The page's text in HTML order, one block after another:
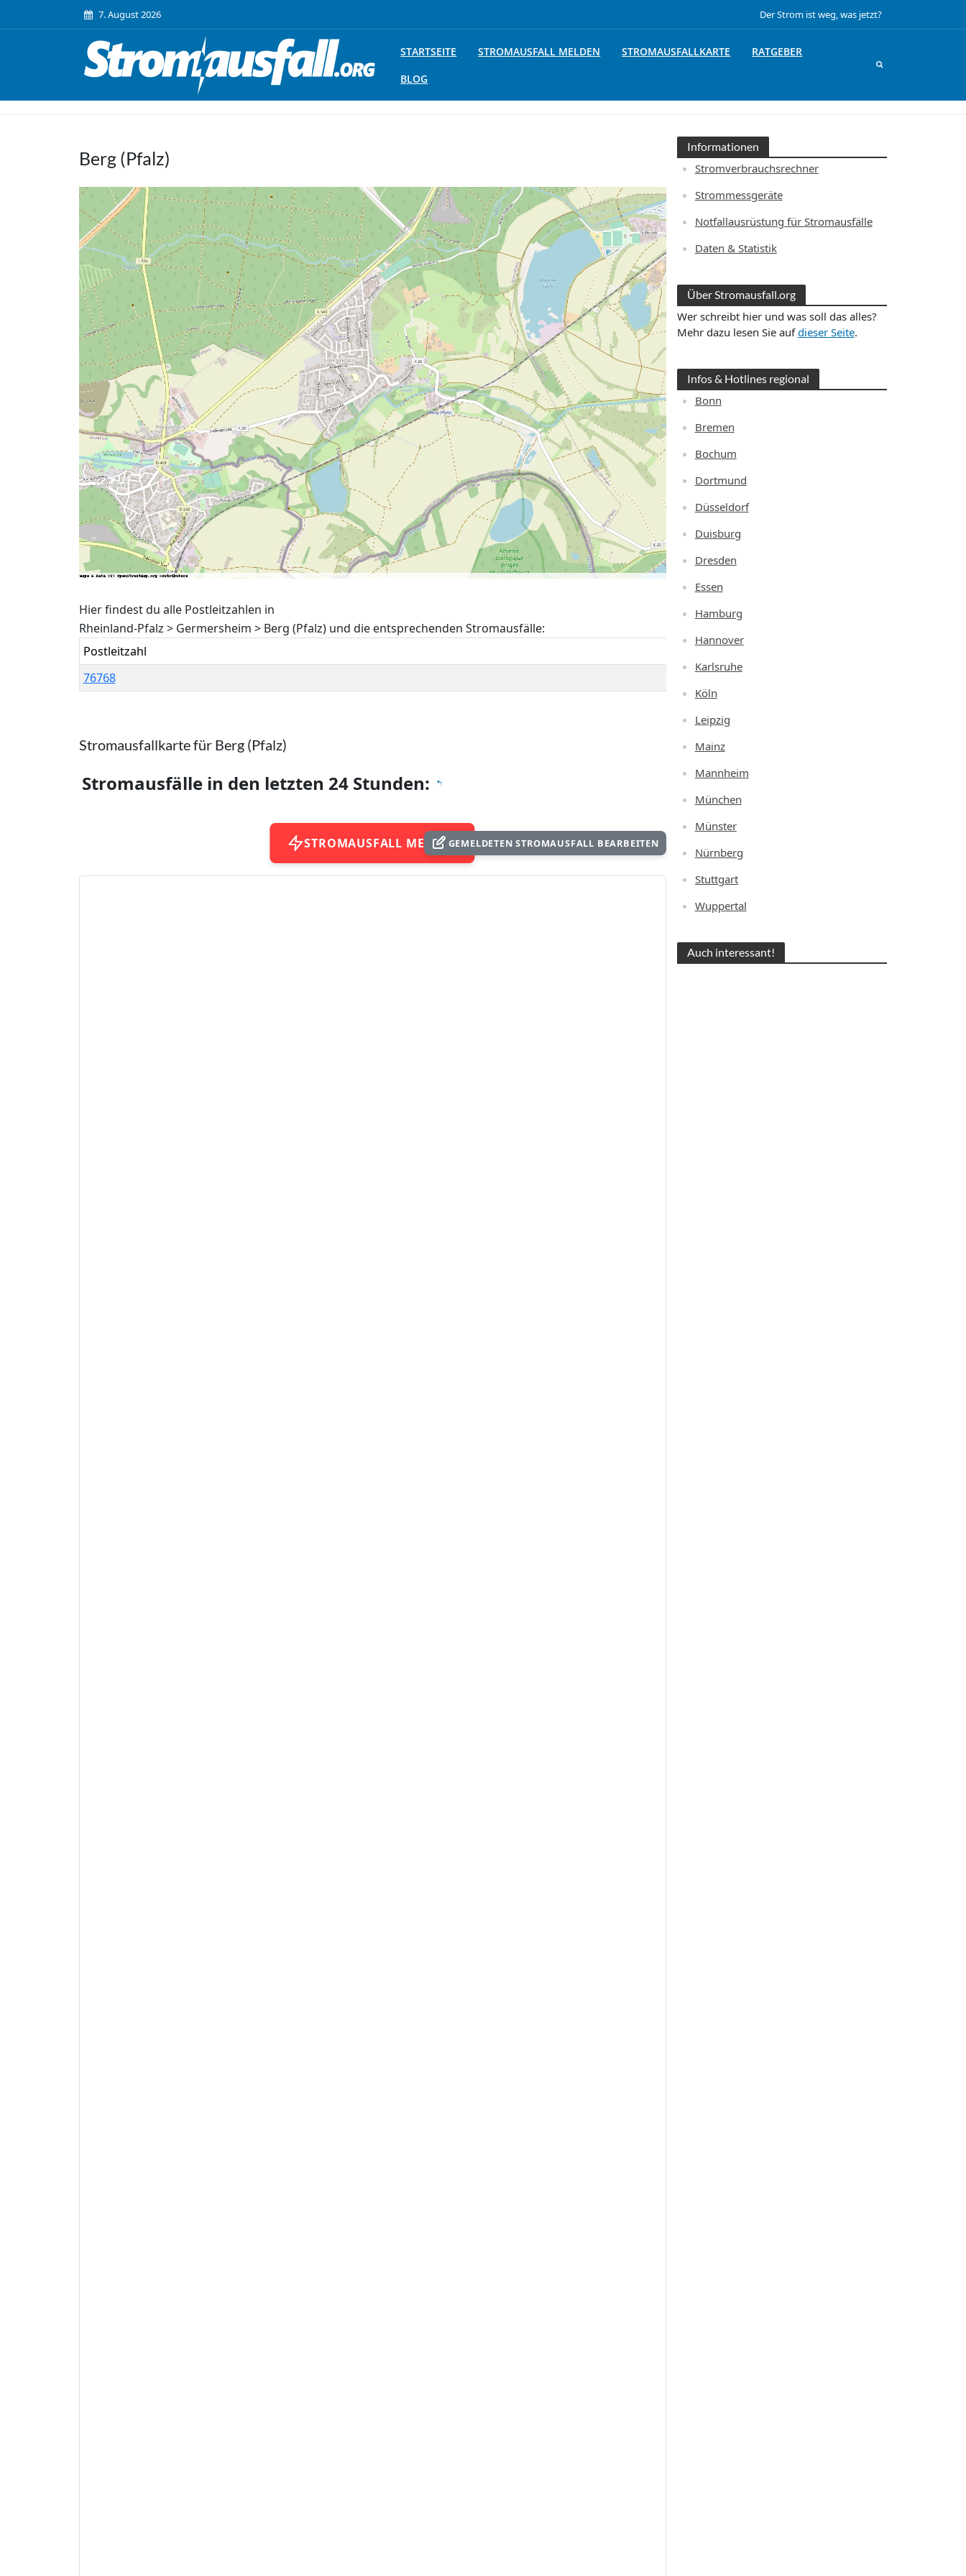
7. August 2026 Der Strom ist weg, was jetzt?
STARTSEITE STROMAUSFALL MELDEN STROMAUSFALLKARTE
RATGEBER
BLOG
Berg (Pfalz)
Hier findest du alle Postleitzahlen in
Rheinland-Pfalz > Germersheim > Berg (Pfalz) und die entsprechenden Stromausfälle:
Postleitzahl
76768
Stromausfallkarte für Berg (Pfalz)
Stromausfälle in den letzten 24 Stunden:
STROMAUSFALL MELDENGEMELDETEN STROMAUSFALL BEARBEITEN
Informationen
Stromverbrauchsrechner
Strommessgeräte
Notfallausrüstung für Stromausfälle
Daten & Statistik
Über Stromausfall.org
Wer schreibt hier und was soll das alles?
Mehr dazu lesen Sie aufdieser Seite.
Infos & Hotlines regional
Bonn
Bremen
Bochum
Dortmund
Düsseldorf
Duisburg
Dresden
Essen
Hamburg
Hannover
Karlsruhe
Köln
Leipzig
Mainz
Mannheim
München
Münster
Nürnberg
Stuttgart
Wuppertal
Auch interessant!